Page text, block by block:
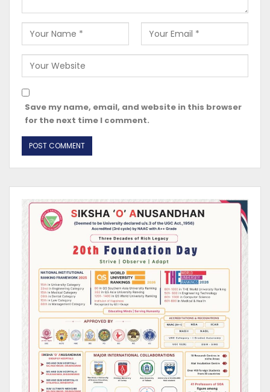
Save my name, email, and website in this browser
for the next time I comment.